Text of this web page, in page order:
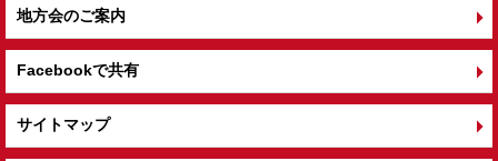
地方会のご案内
Facebookで共有
サイトマップ